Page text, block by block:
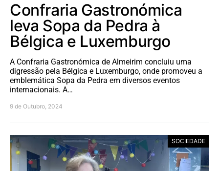
Confraria Gastronómica
leva Sopa da Pedra à
Bélgica e Luxemburgo
A Confraria Gastronómica de Almeirim concluiu uma
digressão pela Bélgica e Luxemburgo, onde promoveu a
emblemática Sopa da Pedra em diversos eventos
internacionais. A…
9 de Outubro, 2024
SOCIEDADE